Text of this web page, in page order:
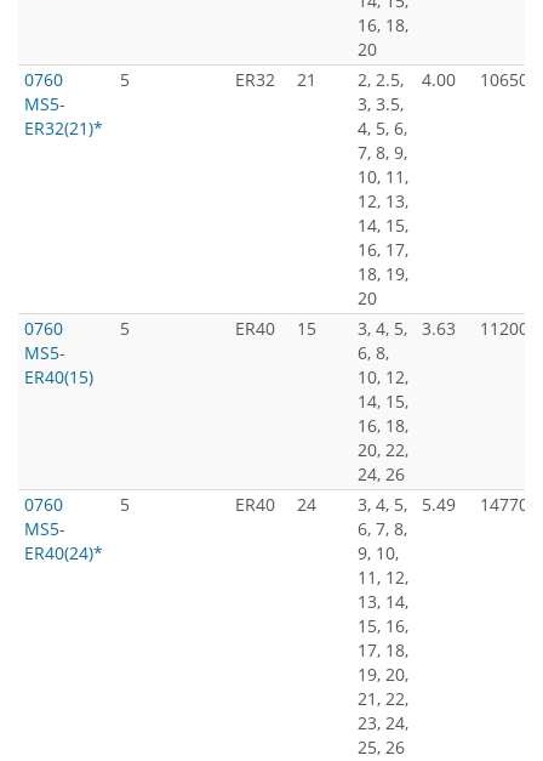
16, 18,
20
0760
MS5-
ER32(21)*
5 ER32 21
2, 2.5,
3, 3.5,
4, 5, 6,
7, 8, 9,
10, 11,
12, 13,
14, 15,
16, 17,
18, 19,
20
4.00 10650
0760
MS5-
ER40(15)
5 ER40 15
3, 4, 5,
6, 8,
10, 12,
14, 15,
16, 18,
20, 22,
24, 26
3.63 11200
0760
MS5-
ER40(24)*
5 ER40 24
3, 4, 5,
6, 7, 8,
9, 10,
11, 12,
13, 14,
15, 16,
17, 18,
19, 20,
21, 22,
23, 24,
25, 26
5.49 14770